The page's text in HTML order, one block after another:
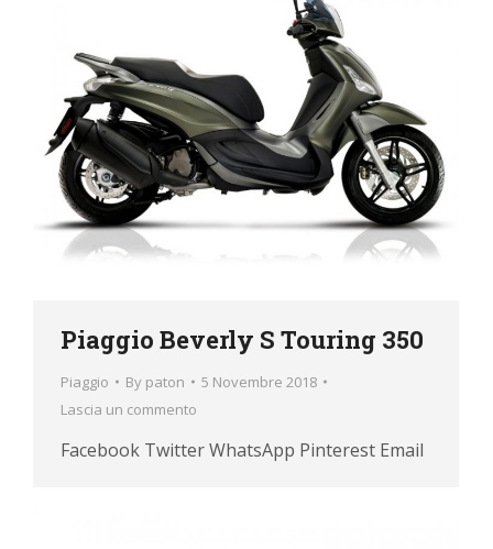
Piaggio Beverly S Touring 350
Piaggio By paton
5 Novembre 2018
Lascia un commento
Facebook Twitter WhatsApp Pinterest Email